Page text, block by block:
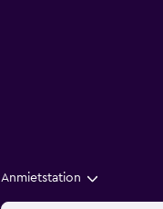
Anmietstation